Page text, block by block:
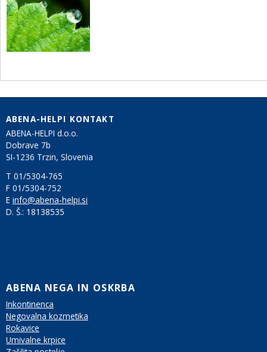
ABENA-HELPI KONTAKT
ABENA-HELPI d.o.o.
Dobrave 7b
SI-1236 Trzin, Slovenia
T 01/5304-765
F 01/5304-752
E info@abena-helpi.si
D. Š.: 18138535
ABENA NEGA IN OSKRBA
Inkontinenca
Negovalna kozmetika
Rokavice
Umivalne krpice